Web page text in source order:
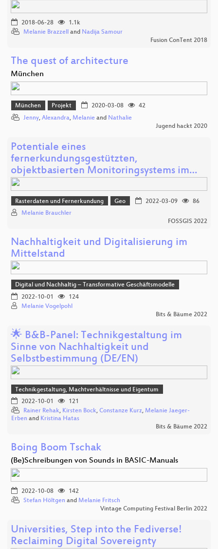
2018-06-28
1.1k
Melanie Brazzell and Nadija Samour
Fusion ConTent 2018
The quest of architecture
München
München Projekt 2020-03-08
42
Jenny, Alexandra, Melanie and Nathalie
Jugend hackt 2020
Potentiale eines
fernerkundungsgestützten,
objektbasierten Monitoringsystems im…
Rasterdaten und Fernerkundung Geo 2022-03-09
86
Melanie Brauchler
FOSSGIS 2022
Nachhaltigkeit und Digitalisierung im
Mittelstand
Digital und Nachhaltig – Transformative Geschäftsmodelle
2022-10-01
124
Melanie Vogelpohl
Bits & Bäume 2022
🌟 B&B-Panel: Technikgestaltung im
Sinne von Nachhaltigkeit und
Selbstbestimmung (DE/EN)
Technikgestaltung, Machtverhältnisse und Eigentum
2022-10-01
121
Rainer Rehak, Kirsten Bock, Constanze Kurz, Melanie Jaeger-
Erben and Kristina Hatas
Bits & Bäume 2022
Boing Boom Tschak
(Be)Schreibungen von Sounds in BASIC-Manuals
2022-10-08
142
Stefan Höltgen and Melanie Fritsch
Vintage Computing Festival Berlin 2022
Universities, Step into the Fediverse!
Reclaiming Digital Sovereignty